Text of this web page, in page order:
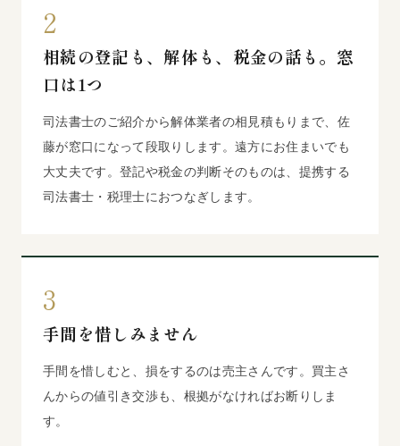
2
相続の登記も、解体も、税金の話も。窓
口は1つ
司法書士のご紹介から解体業者の相見積もりまで、佐
藤が窓口になって段取りします。遠方にお住まいでも
大丈夫です。登記や税金の判断そのものは、提携する
司法書士・税理士におつなぎします。
3
手間を惜しみません
手間を惜しむと、損をするのは売主さんです。買主さ
んからの値引き交渉も、根拠がなければお断りしま
す。